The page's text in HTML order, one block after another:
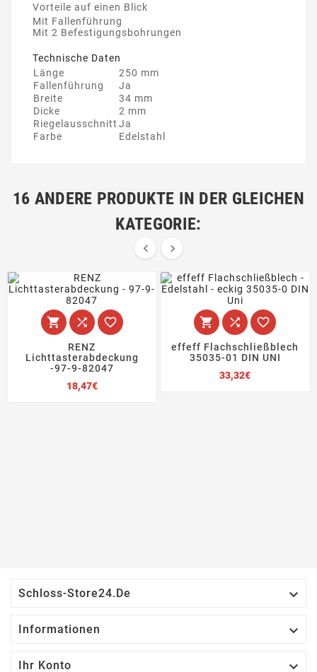
Vorteile auf einen Blick
Mit Fallenführung
Mit 2 Befestigungsbohrungen
Technische Daten
Länge
250 mm
Fallenführung
Ja
Breite
34 mm
Dicke
2 mm
Riegelausschnitt Ja
Farbe
Edelstahl
16 ANDERE PRODUKTE IN DER GLEICHEN
KATEGORIE:
 
  
RENZ
Lichttasterabdeckung
-97-9-82047
18,47€Preis
  
effeff Flachschließblech
35035-01 DIN UNI
33,32€Preis
Schloss-Store24.de 
Informationen 
Ihr Konto 